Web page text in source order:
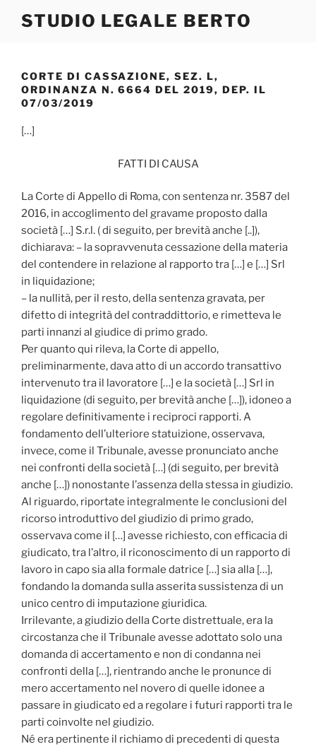
STUDIO LEGALE BERTO
CORTE DI CASSAZIONE, SEZ. L,
ORDINANZA N. 6664 DEL 2019, DEP. IL
07/03/2019
[…]
FATTI DI CAUSA
La Corte di Appello di Roma, con sentenza nr. 3587 del
2016, in accoglimento del gravame proposto dalla
società […] S.r.l. ( di seguito, per brevità anche [..]),
dichiarava: – la sopravvenuta cessazione della materia
del contendere in relazione al rapporto tra […] e […] Srl
in liquidazione;
– la nullità, per il resto, della sentenza gravata, per
difetto di integrità del contraddittorio, e rimetteva le
parti innanzi al giudice di primo grado.
Per quanto qui rileva, la Corte di appello,
preliminarmente, dava atto di un accordo transattivo
intervenuto tra il lavoratore […] e la società […] Srl in
liquidazione (di seguito, per brevità anche […]), idoneo a
regolare definitivamente i reciproci rapporti. A
fondamento dell’ulteriore statuizione, osservava,
invece, come il Tribunale, avesse pronunciato anche
nei confronti della società […] (di seguito, per brevità
anche […]) nonostante l’assenza della stessa in giudizio.
Al riguardo, riportate integralmente le conclusioni del
ricorso introduttivo del giudizio di primo grado,
osservava come il […] avesse richiesto, con efficacia di
giudicato, tra l’altro, il riconoscimento di un rapporto di
lavoro in capo sia alla formale datrice […] sia alla […],
fondando la domanda sulla asserita sussistenza di un
unico centro di imputazione giuridica.
Irrilevante, a giudizio della Corte distrettuale, era la
circostanza che il Tribunale avesse adottato solo una
domanda di accertamento e non di condanna nei
confronti della […], rientrando anche le pronunce di
mero accertamento nel novero di quelle idonee a
passare in giudicato ed a regolare i futuri rapporti tra le
parti coinvolte nel giudizio.
Né era pertinente il richiamo di precedenti di questa